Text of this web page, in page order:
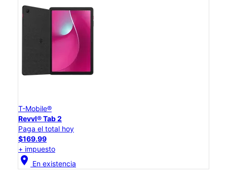
T-Mobile®
Revvl® Tab 2
Paga el total hoy
$169.99
+ impuesto
location_on En existencia